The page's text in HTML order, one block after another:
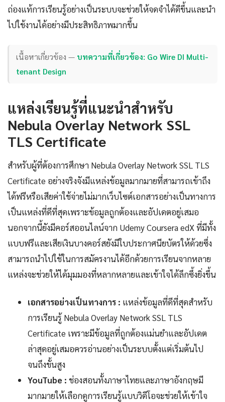
ถ่องแท้การเรียนรู้อย่างเป็นระบบจะช่วยให้จดจำได้ดีขึ้นและนำ
ไปใช้งานได้อย่างมีประสิทธิภาพมากขึ้น
เนื้อหาเกี่ยวข้อง — บทความที่เกี่ยวข้อง: Go Wire DI Multi-
tenant Design
แหล่งเรียนรู้ที่แนะนำสำหรับ
Nebula Overlay Network SSL
TLS Certificate
สำหรับผู้ที่ต้องการศึกษา Nebula Overlay Network SSL TLS
Certificate อย่างจริงจังมีแหล่งข้อมูลมากมายที่สามารถเข้าถึง
ได้ฟรีหรือเสียค่าใช้จ่ายไม่มากเว็บไซต์เอกสารอย่างเป็นทางการ
เป็นแหล่งที่ดีที่สุดเพราะข้อมูลถูกต้องและอัปเดตอยู่เสมอ
นอกจากนี้ยังมีคอร์สออนไลน์จาก Udemy Coursera edX ที่มีทั้ง
แบบฟรีและเสียเงินบางคอร์สยังมีใบประกาศนียบัตรให้ด้วยซึ่ง
สามารถนำไปใช้ในการสมัครงานได้อีกด้วยการเรียนจากหลาย
แหล่งจะช่วยให้ได้มุมมองที่หลากหลายและเข้าใจได้ลึกซึ้งยิ่งขึ้น
เอกสารอย่างเป็นทางการ : แหล่งข้อมูลที่ดีที่สุดสำหรับ
การเรียนรู้ Nebula Overlay Network SSL TLS
Certificate เพราะมีข้อมูลที่ถูกต้องแม่นยำและอัปเดต
ล่าสุดอยู่เสมอควรอ่านอย่างเป็นระบบตั้งแต่เริ่มต้นไป
จนถึงขั้นสูง
YouTube : ช่องสอนทั้งภาษาไทยและภาษาอังกฤษมี
มากมายให้เลือกดูการเรียนรู้แบบวิดีโอจะช่วยให้เข้าใจ